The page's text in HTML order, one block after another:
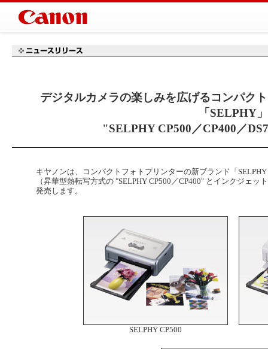
デジタルカメラの楽しみを広げるコンパク
「SELPHY」
"SELPHY CP500／CP400／
キヤノンは、コンパクトフォトプリンターの新ブランド「
（昇華型熱転写方式の "SELPHY CP500／CP400" とインクジェッ
発売します。
SELPHY CP500